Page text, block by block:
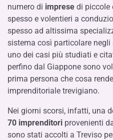
numero di imprese di piccole
spesso e volentieri a
spesso ad altissima
sistema così particolare
uno dei casi più studiati e
perfino dal Giappone sono
prima persona che cosa
imprenditoriale trevigiano.
Nei giorni scorsi, infatti, una
70 imprenditori provenienti
sono stati accolti a Treviso